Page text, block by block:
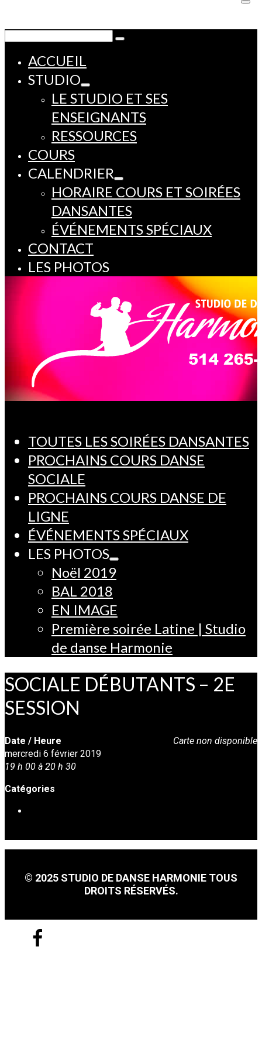
ACCUEIL
STUDIO
LE STUDIO ET SES
ENSEIGNANTS
RESSOURCES
COURS
CALENDRIER
HORAIRE COURS ET SOIRÉES
DANSANTES
ÉVÉNEMENTS SPÉCIAUX
CONTACT
LES PHOTOS
TOUTES LES SOIRÉES DANSANTES
PROCHAINS COURS DANSE
SOCIALE
PROCHAINS COURS DANSE DE
LIGNE
ÉVÉNEMENTS SPÉCIAUX
LES PHOTOS
Noël 2019
BAL 2018
EN IMAGE
Première soirée Latine | Studio
de danse Harmonie
SOCIALE DÉBUTANTS – 2E
SESSION
Carte non disponible
Date / Heure
mercredi 6 février 2019
19 h 00 à 20 h 30
Catégories
© 2025 STUDIO DE DANSE HARMONIE TOUS
DROITS RÉSERVÉS.